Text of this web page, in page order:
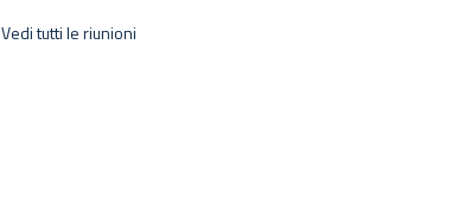
Vedi tutti le riunioni